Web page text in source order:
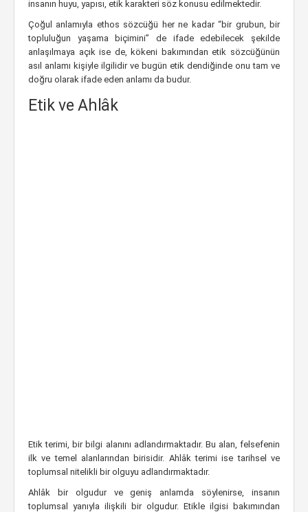
insanın huyu, yapısı, etik karakteri söz konusu edilmektedir.
Çoğul anlamıyla ethos sözcüğü her ne kadar “bir grubun, bir
topluluğun yaşama biçimini” de ifade edebilecek şekilde
anlaşılmaya açık ise de, kökeni bakımından etik sözcüğünün
asıl anlamı kişiyle ilgilidir ve bugün etik dendiğinde onu tam ve
doğru olarak ifade eden anlamı da budur.
Etik ve Ahlâk
Etik terimi, bir bilgi alanını adlandırmaktadır. Bu alan, felsefenin
ilk ve temel alanlarından birisidir. Ahlâk terimi ise tarihsel ve
toplumsal nitelikli bir olguyu adlandırmaktadır.
Ahlâk bir olgudur ve geniş anlamda söylenirse, insanın
toplumsal yanıyla ilişkili bir olgudur. Etikle ilgisi bakımından